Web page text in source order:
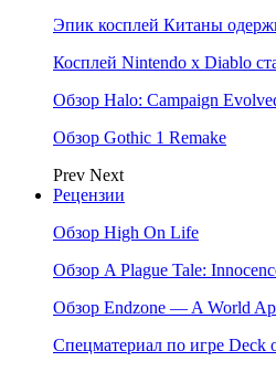
Эпик косплей Китаны
Косплей Nintendo x Diablo
Обзор Halo: Campaign
Обзор Gothic 1 Remake
Prev Next
Рецензии
Обзор High On Life
Обзор A Plague Tale:
Обзор Endzone — A World
Спецматериал по игре Deck